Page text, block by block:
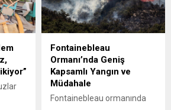
gününde Osmangazi
Belediyesi’nin merkez bina
ve ilçenin farklı noktalarında
bulunan hizmet birimlerini
dolaşarak personel ile
bayramlaştı. Bayramlaşma
törenine Osmangazi
Aydın ile...
Fontainebleau
Ormanı’nda Geniş
Kapsamlı Yangın ve
Müdahale
Fontainebleau ormanında